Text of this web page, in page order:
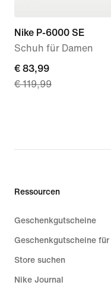
Nike P-6000 SE
Schuh für Damen
current
price
€ 119,99
€ 83,99
€ 119,99
Ressourcen
Geschenkgutscheine
Geschenkgutscheine für
Store suchen
Nike Journal